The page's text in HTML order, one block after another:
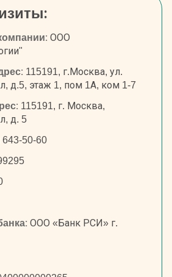
ООО
115191, г.Москва, ул.
д.5, этаж 1, пом 1А, ком 1-7
115191, г. Москва,
д. 5
643-50-60
ООО «Банк РСИ» г.